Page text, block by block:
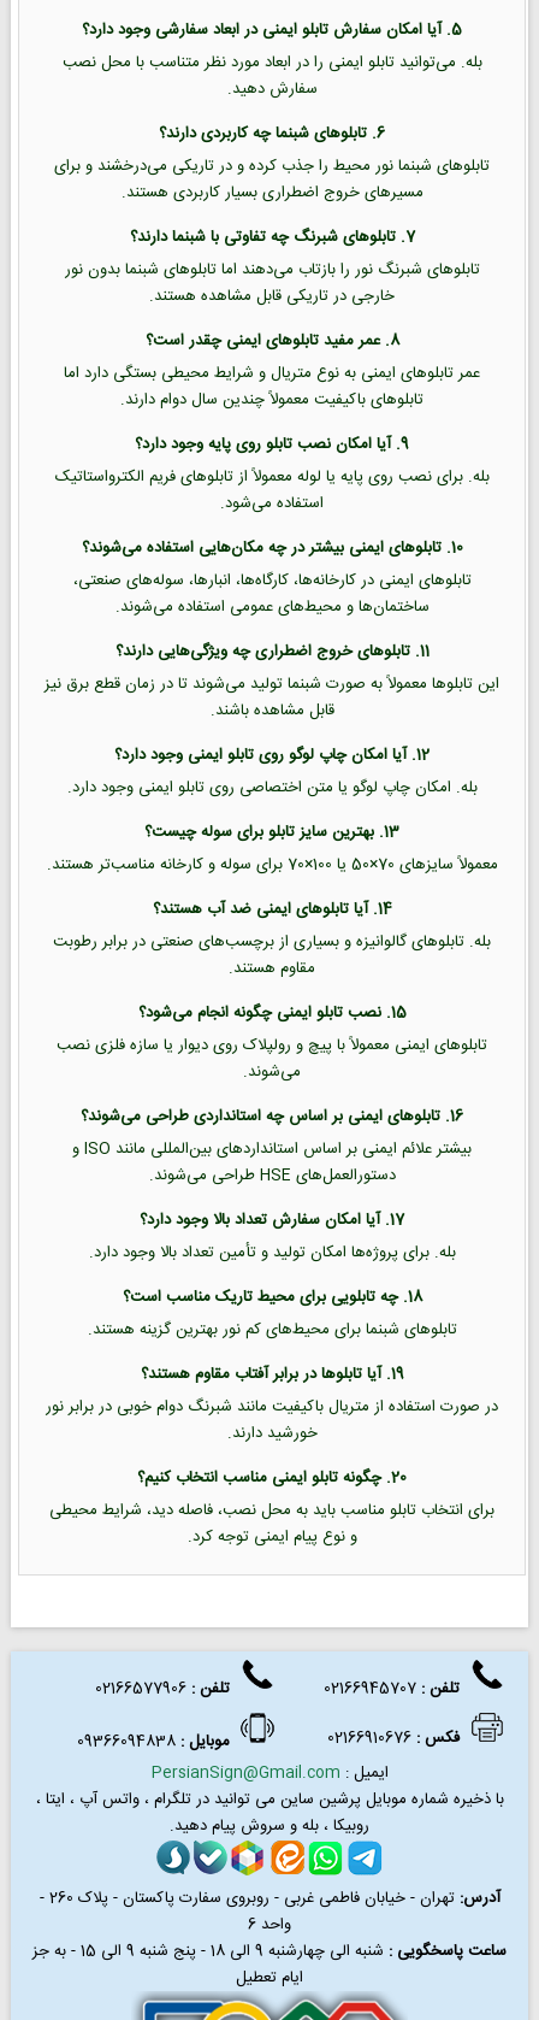
5. آیا امکان سفارش تابلو ایمنی در ابعاد سفارشی وجود دارد؟
بله. می‌توانید تابلو ایمنی را در ابعاد مورد نظر متناسب با محل نصب
سفارش دهید.
6. تابلوهای شبنما چه کاربردی دارند؟
تابلوهای شبنما نور محیط را جذب کرده و در تاریکی می‌درخشند و برای
مسیرهای خروج اضطراری بسیار کاربردی هستند.
7. تابلوهای شبرنگ چه تفاوتی با شبنما دارند؟
تابلوهای شبرنگ نور را بازتاب می‌دهند اما تابلوهای شبنما بدون نور
خارجی در تاریکی قابل مشاهده هستند.
8. عمر مفید تابلوهای ایمنی چقدر است؟
عمر تابلوهای ایمنی به نوع متریال و شرایط محیطی بستگی دارد اما
تابلوهای باکیفیت معمولاً چندین سال دوام دارند.
9. آیا امکان نصب تابلو روی پایه وجود دارد؟
بله. برای نصب روی پایه یا لوله معمولاً از تابلوهای فریم الکترواستاتیک
استفاده می‌شود.
10. تابلوهای ایمنی بیشتر در چه مکان‌هایی استفاده می‌شوند؟
تابلوهای ایمنی در کارخانه‌ها، کارگاه‌ها، انبارها، سوله‌های صنعتی،
ساختمان‌ها و محیط‌های عمومی استفاده می‌شوند.
11. تابلوهای خروج اضطراری چه ویژگی‌هایی دارند؟
این تابلوها معمولاً به صورت شبنما تولید می‌شوند تا در زمان قطع برق نیز
قابل مشاهده باشند.
12. آیا امکان چاپ لوگو روی تابلو ایمنی وجود دارد؟
بله. امکان چاپ لوگو یا متن اختصاصی روی تابلو ایمنی وجود دارد.
13. بهترین سایز تابلو برای سوله چیست؟
معمولاً سایزهای 70×50 یا 100×70 برای سوله و کارخانه مناسب‌تر هستند.
14. آیا تابلوهای ایمنی ضد آب هستند؟
بله. تابلوهای گالوانیزه و بسیاری از برچسب‌های صنعتی در برابر رطوبت
مقاوم هستند.
15. نصب تابلو ایمنی چگونه انجام می‌شود؟
تابلوهای ایمنی معمولاً با پیچ و رولپلاک روی دیوار یا سازه فلزی نصب
می‌شوند.
16. تابلوهای ایمنی بر اساس چه استانداردی طراحی می‌شوند؟
بیشتر علائم ایمنی بر اساس استانداردهای بین‌المللی مانند ISO و
دستورالعمل‌های HSE طراحی می‌شوند.
17. آیا امکان سفارش تعداد بالا وجود دارد؟
بله. برای پروژه‌ها امکان تولید و تأمین تعداد بالا وجود دارد.
18. چه تابلویی برای محیط تاریک مناسب است؟
تابلوهای شبنما برای محیط‌های کم نور بهترین گزینه هستند.
19. آیا تابلوها در برابر آفتاب مقاوم هستند؟
در صورت استفاده از متریال باکیفیت مانند شبرنگ دوام خوبی در برابر نور
خورشید دارند.
20. چگونه تابلو ایمنی مناسب انتخاب کنیم؟
برای انتخاب تابلو مناسب باید به محل نصب، فاصله دید، شرایط محیطی
و نوع پیام ایمنی توجه کرد.
تلفن : تلفن:
02166577906
فکس:
02166910676 موبایل :
ایمیل : PersianSign@Gmail.com
با ذخیره شماره موبایل پرشین ساین می توانید درتلگرام ، واتس آپ ، ایتا ،
روبیکا ، بله و سروش پیام دهید.
آدرس:
تهران - خیابان فاطمی غربی - روبروی سفارت پاکستان - پلاک 260 -
واحد 6
ساعت پاسخگویی :
شنبه الی چهارشنبه 9 الی 18 - پنج شنبه 9 الی 15 - به جز
ایام تعطیل